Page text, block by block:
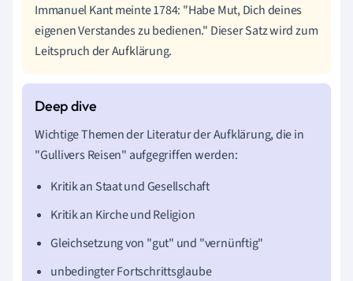
Immanuel Kant meinte 1784: "Habe Mut, Dich deines
eigenen Verstandes zu bedienen." Dieser Satz wird zum
Leitspruch der Aufklärung.
Wichtige Themen der Literatur der Aufklärung, die in
"Gullivers Reisen" aufgegriffen werden:
Kritik an Staat und Gesellschaft
Kritik an Kirche und Religion
Gleichsetzung von "gut" und "vernünftig"
unbedingter Fortschrittsglaube